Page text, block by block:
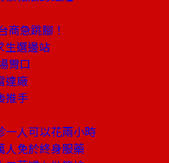
商急跳腳！
生選邊站
胃口
達廠
推手
人可以花兩小時
免於終身服藥